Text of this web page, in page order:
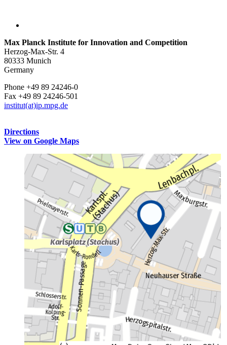
Max Planck Institute for Innovation and Competition
Herzog-Max-Str. 4
80333 Munich
Germany
Phone +49 89 24246-0
Fax +49 89 24246-501
institut(at)ip.mpg.de
Directions
View on Google Maps